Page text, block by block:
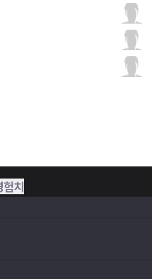
험치